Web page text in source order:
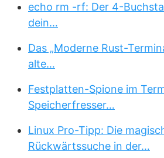
echo rm -rf: Der 4-
dein…
Das „Moderne Rust-
alte…
Festplatten-Spione im
Speicherfresser…
Linux Pro-Tipp: Die
Rückwärtssuche in der…